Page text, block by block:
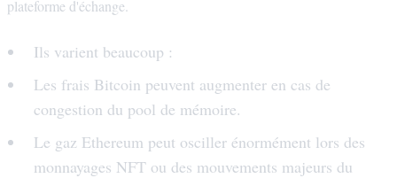
plateforme d'échange.
Ils varient beaucoup :
Les frais Bitcoin peuvent augmenter en cas de
congestion du pool de mémoire.
Le gaz Ethereum peut osciller énormément lors des
monnayages NFT ou des mouvements majeurs du